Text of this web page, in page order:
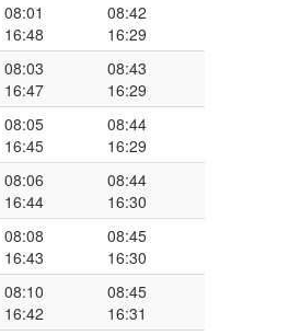
08:01
16:48
08:42
16:29
08:03
16:47
08:43
16:29
08:05
16:45
08:44
16:29
08:06
16:44
08:44
16:30
08:08
16:43
08:45
16:30
08:10
16:42
08:45
16:31